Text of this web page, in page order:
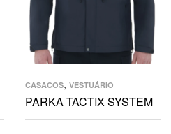
CASACOS, VESTUÁRIO
PARKA TACTIX SYSTEM